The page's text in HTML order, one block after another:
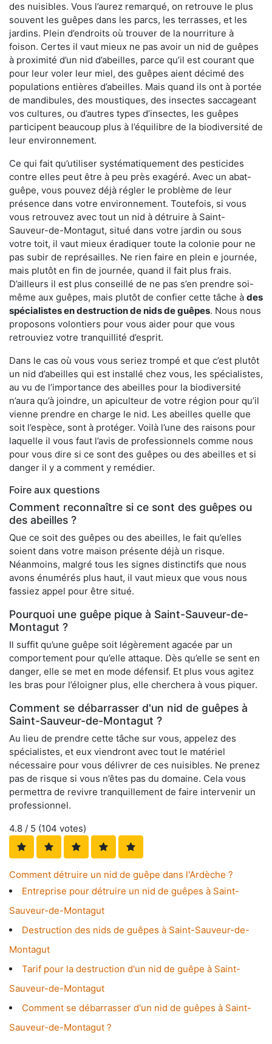
des nuisibles. Vous l’aurez remarqué, on retrouve le plus
souvent les guêpes dans les parcs, les terrasses, et les
jardins. Plein d’endroits où trouver de la nourriture à
foison. Certes il vaut mieux ne pas avoir un nid de guêpes
à proximité d’un nid d’abeilles, parce qu’il est courant que
pour leur voler leur miel, des guêpes aient décimé des
populations entières d’abeilles. Mais quand ils ont à portée
de mandibules, des moustiques, des insectes saccageant
vos cultures, ou d’autres types d’insectes, les guêpes
participent beaucoup plus à l’équilibre de la biodiversité de
leur environnement.
Ce qui fait qu’utiliser systématiquement des pesticides
contre elles peut être à peu près exagéré. Avec un abat-
guêpe, vous pouvez déjà régler le problème de leur
présence dans votre environnement. Toutefois, si vous
vous retrouvez avec tout un nid à détruire à Saint-
Sauveur-de-Montagut, situé dans votre jardin ou sous
votre toit, il vaut mieux éradiquer toute la colonie pour ne
pas subir de représailles. Ne rien faire en plein e journée,
mais plutôt en fin de journée, quand il fait plus frais.
D’ailleurs il est plus conseillé de ne pas s’en prendre soi-
même aux guêpes, mais plutôt de confier cette tâche à des
spécialistes en destruction de nids de guêpes. Nous nous
proposons volontiers pour vous aider pour que vous
retrouviez votre tranquillité d’esprit.
Dans le cas où vous vous seriez trompé et que c’est plutôt
un nid d’abeilles qui est installé chez vous, les spécialistes,
au vu de l’importance des abeilles pour la biodiversité
n’aura qu’à joindre, un apiculteur de votre région pour qu’il
vienne prendre en charge le nid. Les abeilles quelle que
soit l’espèce, sont à protéger. Voilà l’une des raisons pour
laquelle il vous faut l’avis de professionnels comme nous
pour vous dire si ce sont des guêpes ou des abeilles et si
danger il y a comment y remédier.
Foire aux questions
Comment reconnaître si ce sont des guêpes ou
des abeilles ?
Que ce soit des guêpes ou des abeilles, le fait qu’elles
soient dans votre maison présente déjà un risque.
Néanmoins, malgré tous les signes distinctifs que nous
avons énumérés plus haut, il vaut mieux que vous nous
fassiez appel pour être situé.
Pourquoi une guêpe pique à Saint-Sauveur-de-
Montagut ?
Il suffit qu’une guêpe soit légèrement agacée par un
comportement pour qu’elle attaque. Dès qu’elle se sent en
danger, elle se met en mode défensif. Et plus vous agitez
les bras pour l’éloigner plus, elle cherchera à vous piquer.
Comment se débarrasser d'un nid de guêpes à
Saint-Sauveur-de-Montagut ?
Au lieu de prendre cette tâche sur vous, appelez des
spécialistes, et eux viendront avec tout le matériel
nécessaire pour vous délivrer de ces nuisibles. Ne prenez
pas de risque si vous n’êtes pas du domaine. Cela vous
permettra de revivre tranquillement de faire intervenir un
professionnel.
4.8 / 5 (104 votes)
Comment détruire un nid de guêpe dans l'Ardèche ?
Entreprise pour détruire un nid de guêpes à Saint-
Sauveur-de-Montagut
Destruction des nids de guêpes à Saint-Sauveur-de-
Montagut
Tarif pour la destruction d'un nid de guêpe à Saint-
Sauveur-de-Montagut
Comment se débarrasser d'un nid de guêpes à Saint-
Sauveur-de-Montagut ?